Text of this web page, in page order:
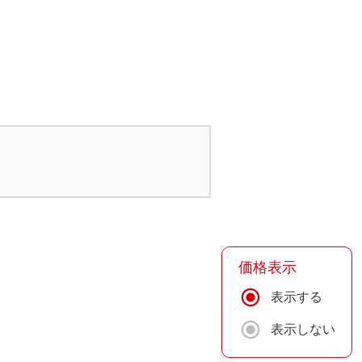
価格表示
表示する
表示しない